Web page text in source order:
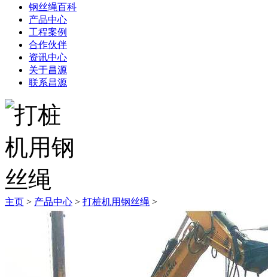
钢丝绳百科
产品中心
工程案例
合作伙伴
资讯中心
关于昌源
联系昌源
主页 > 产品中心 > 打桩机用钢丝绳 >